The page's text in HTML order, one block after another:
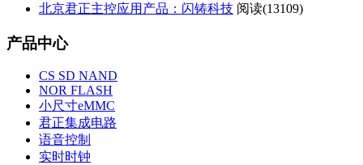
北京君正主控应用产品：闪铸科技 阅读(13109)
产品中心
CS SD NAND
NOR FLASH
小尺寸eMMC
君正集成电路
语音控制
实时时钟